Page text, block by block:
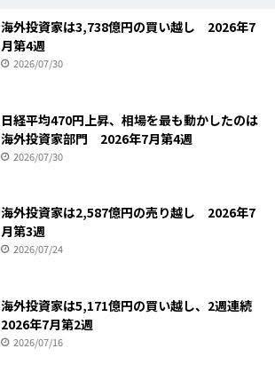
海外投資家は3,738億円の買い越し 2026年7
月第4週
2026/07/30
日経平均470円上昇、相場を最も動かしたのは
海外投資家部門 2026年7月第4週
2026/07/30
海外投資家は2,587億円の売り越し 2026年7
月第3週
2026/07/24
海外投資家は5,171億円の買い越し、2週連続
2026年7月第2週
2026/07/16